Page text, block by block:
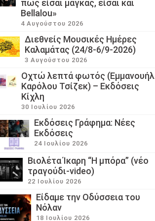
πως είσαι μάγκας, είσαι και
Bellalou»
4 Αυγούστου 2026
Διεθνείς Μουσικές Ημέρες
Καλαμάτας (24/8-6/9-2026)
3 Αυγούστου 2026
Οχτώ λεπτά φωτός (Εμμανουήλ
Καρόλου Τσίζεκ) – Εκδόσεις
Κίχλη
30 Ιουλίου 2026
Εκδόσεις Γράφημα: Νέες
Εκδόσεις
24 Ιουλίου 2026
Βιολέτα Ίκαρη “Η μπόρα” (νέο
τραγούδι-video)
22 Ιουλίου 2026
Eίδαμε την Οδύσσεια του
Νόλαν
18 Ιουλίου 2026